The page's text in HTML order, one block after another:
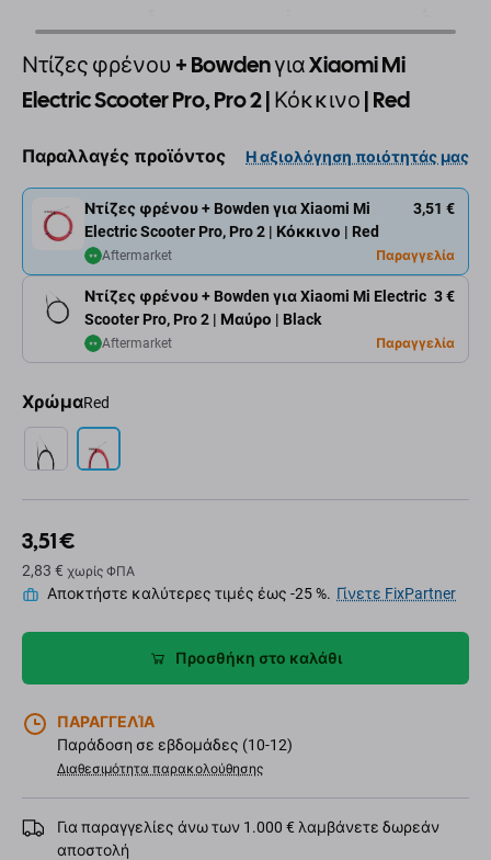
Ντίζες φρένου + Bowden για Xiaomi Mi
Electric Scooter Pro, Pro 2 | Κόκκινο | Red
Παραλλαγές προϊόντος Η αξιολόγηση ποιότητάς μας
Ντίζες φρένου + Bowden για Xiaomi Mi
Electric Scooter Pro, Pro 2 | Κόκκινο | Red
3,51 €
Aftermarket Παραγγελία
Ντίζες φρένου + Bowden για Xiaomi Mi Electric
Scooter Pro, Pro 2 | Μαύρο | Black
3 €
Aftermarket Παραγγελία
ΧρώμαRed
3,51 €
2,83 € χωρίς ΦΠΑ
Αποκτήστε καλύτερες τιμές έως -25 %. Γίνετε FixPartner
Προσθήκη στο καλάθι
ΠΑΡΑΓΓΕΛΊΑ
Παράδοση σε εβδομάδες (10-12)
Διαθεσιμότητα παρακολούθησης
Για παραγγελίες άνω των 1.000 € λαμβάνετε δωρεάν
αποστολή